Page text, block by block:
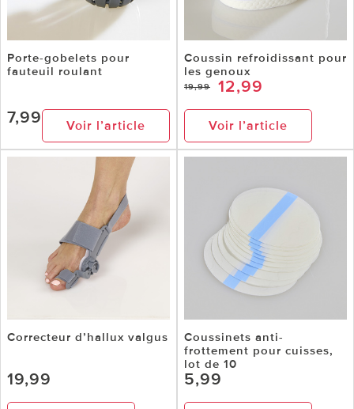
Porte-gobelets pour
fauteuil roulant
7,99 Voir l’article
Coussin refroidissant pour
les genoux
19,99 12,99
Voir l’article
Correcteur d’hallux valgus
19,99
Coussinets anti-
frottement pour cuisses,
lot de 10
5,99